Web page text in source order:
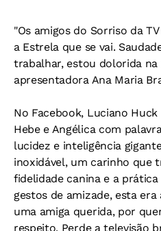
"Os amigos do Sorriso da
a Estrela que se vai.
trabalhar, estou dolorida na
apresentadora Ana Maria
No Facebook, Luciano
Hebe e Angélica com
lucidez e inteligência
inoxidável, um carinho que
fidelidade canina e a
gestos de amizade, esta era
uma amiga querida, por
respeito. Perde a televisão